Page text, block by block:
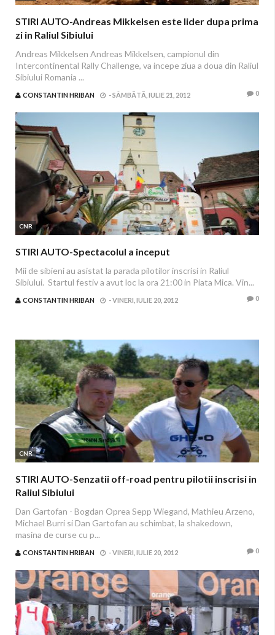
STIRI AUTO-Andreas Mikkelsen este lider dupa prima
zi in Raliul Sibiului
Andreas Mikkelsen Andreas Mikkelsen, campionul din
Intercontinental Rally Challenge, va incepe ziua a doua din Raliul
Sibiului Romania ...
CONSTANTIN HRIBAN -SÂMBĂTĂ, IULIE 21, 2012 0
CNR
STIRI AUTO-Spectacolul a inceput
Mii de sibieni au asistat la parada pilotilor inscrisi in Raliul
Sibiului. Startul festiv a avut loc la ora 21:00 in Piata Mica. Vin...
CONSTANTIN HRIBAN -VINERI, IULIE 20, 2012 0
CNR
STIRI AUTO-Senzatii off-road pentru pilotii inscrisi in
Raliul Sibiului
Dan Gartofan - Bogdan Oprea Sepp Wiegand, Mathieu Arzeno,
Michael Burri si Dan Gartofan au schimbat, la shakedown,
masina de curse cu p...
CONSTANTIN HRIBAN -VINERI, IULIE 20, 2012 0